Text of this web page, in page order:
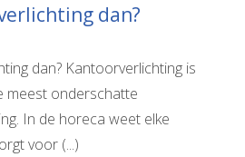
dan?
dan? Kantoorverlichting is
meest onderschatte
In de horeca weet elke
voor (...)